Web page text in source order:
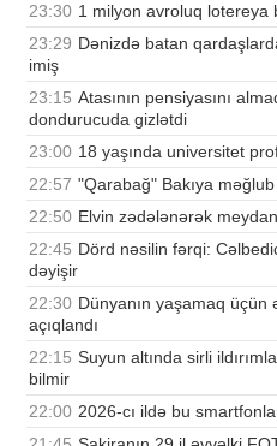
23:30 1 milyon avroluq lotereya
23:29 Dənizdə batan
imiş
23:15 Atasının pensiyasını
dondurucuda gizlətdi
23:00 18 yaşında universitet
22:57 "Qarabağ" Bakıya
22:50 Elvin zədələnərək
22:45 Dörd nəsilin fərqi:
dəyişir
22:30 Dünyanın yaşamaq
açıqlandı
22:15 Suyun altında sirli
bilmir
22:00 2026-cı ildə bu